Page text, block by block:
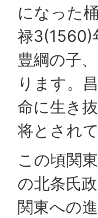
になった
禄3(1560)
豊綱の子
ります。
命に生き
将とされ
この頃関
の北条氏
関東への